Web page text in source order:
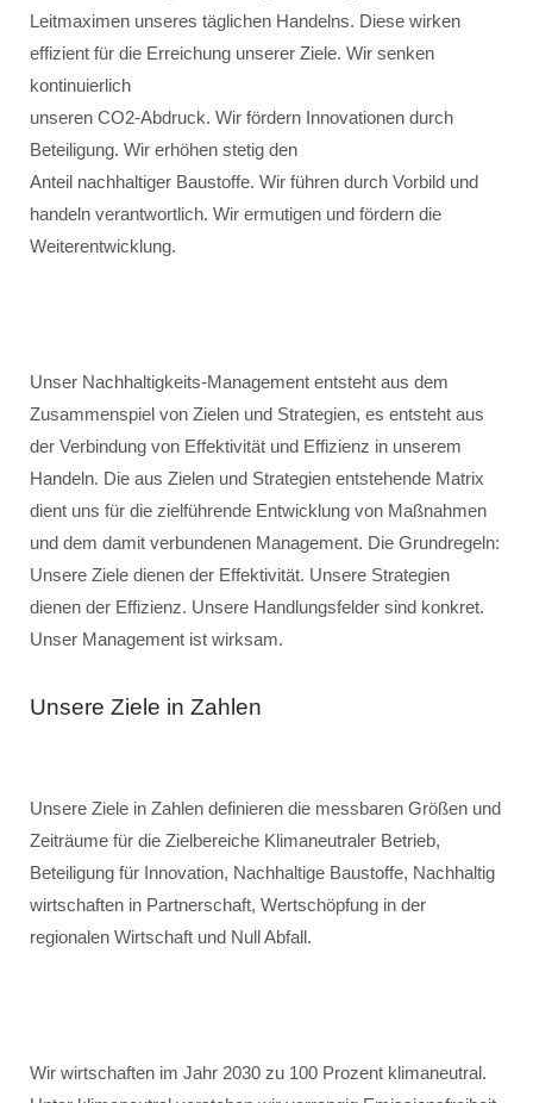
Leitmaximen unseres täglichen Handelns. Diese wirken
effizient für die Erreichung unserer Ziele. Wir senken
kontinuierlich
unseren CO2-Abdruck. Wir fördern Innovationen durch
Beteiligung. Wir erhöhen stetig den
Anteil nachhaltiger Baustoffe. Wir führen durch Vorbild und
handeln verantwortlich. Wir ermutigen und fördern die
Weiterentwicklung.
Unser Nachhaltigkeits-Management entsteht aus dem
Zusammenspiel von Zielen und Strategien, es entsteht aus
der Verbindung von Effektivität und Effizienz in unserem
Handeln. Die aus Zielen und Strategien entstehende Matrix
dient uns für die zielführende Entwicklung von Maßnahmen
und dem damit verbundenen Management. Die Grundregeln:
Unsere Ziele dienen der Effektivität. Unsere Strategien
dienen der Effizienz. Unsere Handlungsfelder sind konkret.
Unser Management ist wirksam.
Unsere Ziele in Zahlen
Unsere Ziele in Zahlen definieren die messbaren Größen und
Zeiträume für die Zielbereiche Klimaneutraler Betrieb,
Beteiligung für Innovation, Nachhaltige Baustoffe, Nachhaltig
wirtschaften in Partnerschaft, Wertschöpfung in der
regionalen Wirtschaft und Null Abfall.
Wir wirtschaften im Jahr 2030 zu 100 Prozent klimaneutral.